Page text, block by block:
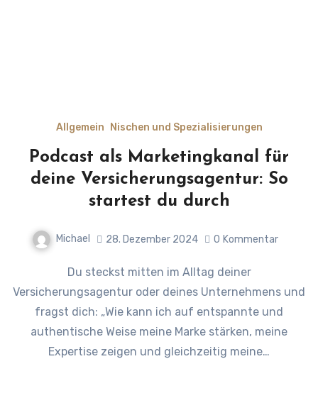
Allgemein Nischen und Spezialisierungen
Podcast als Marketingkanal für
deine Versicherungsagentur: So
startest du durch
Michael 28. Dezember 2024 0 Kommentar
Du steckst mitten im Alltag deiner
Versicherungsagentur oder deines Unternehmens und
fragst dich: „Wie kann ich auf entspannte und
authentische Weise meine Marke stärken, meine
Expertise zeigen und gleichzeitig meine…